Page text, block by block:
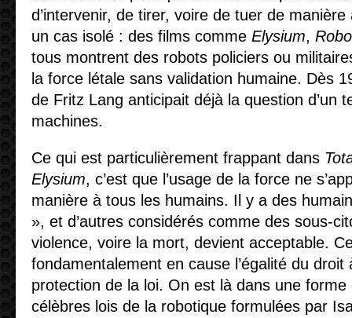
d’intervenir, de tirer, voire de tuer de manière
un cas isolé : des films comme Elysium,
tous montrent des robots policiers ou
la force létale sans validation humaine. Dès
de Fritz Lang anticipait déjà la question d’un
machines.
Ce qui est particulièrement frappant dans
Elysium, c’est que l’usage de la force ne
manière à tous les humains. Il y a des
», et d’autres considérés comme des sous-
violence, voire la mort, devient acceptable.
fondamentalement en cause l’égalité du droit
protection de la loi. On est là dans une
célèbres lois de la robotique formulées par